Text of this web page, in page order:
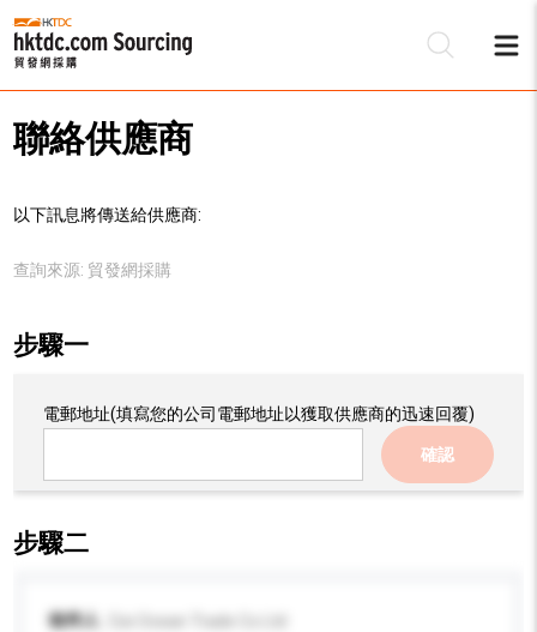
聯絡供應商
以下訊息將傳送給供應商:
查詢來源: 貿發網採購
步驟一
電郵地址(填寫您的公司電郵地址以獲取供應商的迅速回覆)
確認
步驟二
收件人